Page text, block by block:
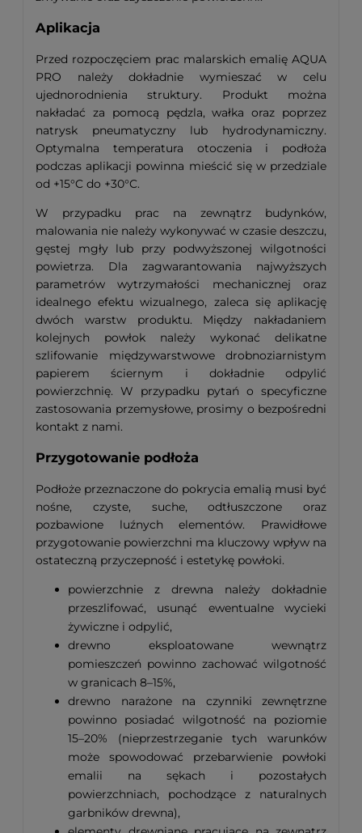
Aplikacja
Przed rozpoczęciem prac malarskich emalię AQUA
PRO należy dokładnie wymieszać w celu
ujednorodnienia struktury. Produkt można
nakładać za pomocą pędzla, wałka oraz poprzez
natrysk pneumatyczny lub hydrodynamiczny.
Optymalna temperatura otoczenia i podłoża
podczas aplikacji powinna mieścić się w przedziale
od +15°C do +30°C.
W przypadku prac na zewnątrz budynków,
malowania nie należy wykonywać w czasie deszczu,
gęstej mgły lub przy podwyższonej wilgotności
powietrza. Dla zagwarantowania najwyższych
parametrów wytrzymałości mechanicznej oraz
idealnego efektu wizualnego, zaleca się aplikację
dwóch warstw produktu. Między nakładaniem
kolejnych powłok należy wykonać delikatne
szlifowanie międzywarstwowe drobnoziarnistym
papierem ściernym i dokładnie odpylić
powierzchnię. W przypadku pytań o specyficzne
zastosowania przemysłowe, prosimy o bezpośredni
kontakt z nami.
Przygotowanie podłoża
Podłoże przeznaczone do pokrycia emalią musi być
nośne, czyste, suche, odtłuszczone oraz
pozbawione luźnych elementów. Prawidłowe
przygotowanie powierzchni ma kluczowy wpływ na
ostateczną przyczepność i estetykę powłoki.
powierzchnie z drewna należy dokładnie
przeszlifować, usunąć ewentualne wycieki
żywiczne i odpylić,
drewno eksploatowane wewnątrz
pomieszczeń powinno zachować wilgotność
w granicach 8–15%,
drewno narażone na czynniki zewnętrzne
powinno posiadać wilgotność na poziomie
15–20% (nieprzestrzeganie tych warunków
może spowodować przebarwienie powłoki
emalii na sękach i pozostałych
powierzchniach, pochodzące z naturalnych
garbników drewna),